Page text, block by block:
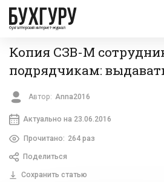
бухгалтерский интернет-журнал
Копия СЗВ-М
подрядчикам:
Автор: Anna2016
Актуально на 23.06.2016
Прочитано: 264 раз
Поделиться
Сохранить статью